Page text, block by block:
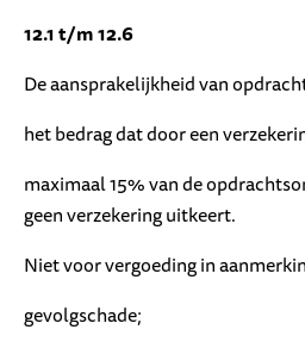
12.1 t/m 12.6
De aansprakelijkheid van
het bedrag dat door een
maximaal 15% van de
geen verzekering uitkeert.
Niet voor vergoeding in
gevolgschade;